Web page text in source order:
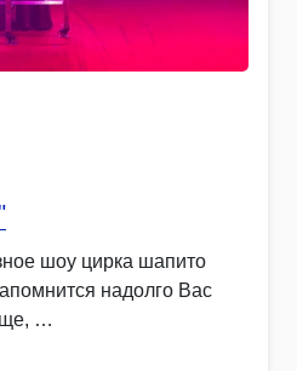
шоу цирка шапито
надолго Вас
…